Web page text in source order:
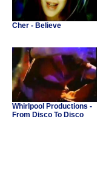
Cher - Believe
Whirlpool Productions -
From Disco To Disco